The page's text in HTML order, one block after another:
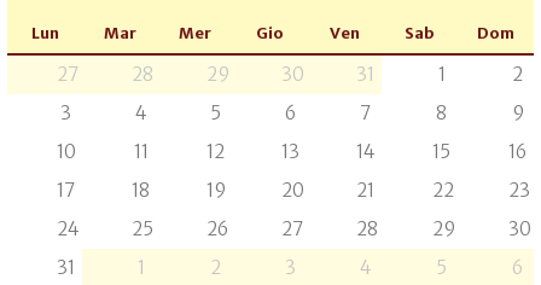
Lun Mar Mer Gio Ven Sab Dom
27 28 29 30 31 1
2
3
4 5 6 7 8
9
10
11 12 13 14 15
16
17
18 19 20 21 22
23
24
25 26 27 28 29
30
31
1 2 3 4 5 6